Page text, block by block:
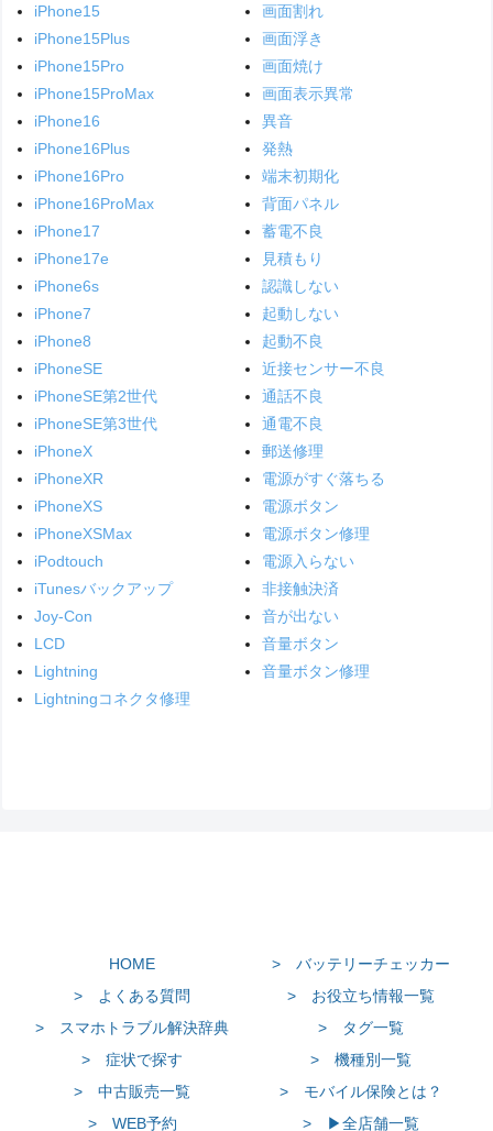
iPhone15
iPhone15Plus
iPhone15Pro
iPhone15ProMax
iPhone16
iPhone16Plus
iPhone16Pro
iPhone16ProMax
iPhone17
iPhone17e
iPhone6s
iPhone7
iPhone8
iPhoneSE
iPhoneSE第2世代
iPhoneSE第3世代
iPhoneX
iPhoneXR
iPhoneXS
iPhoneXSMax
iPodtouch
iTunesバックアップ
Joy-Con
LCD
Lightning
Lightningコネクタ修理
画面割れ
画面浮き
画面焼け
画面表示異常
異音
発熱
端末初期化
背面パネル
蓄電不良
見積もり
認識しない
起動しない
起動不良
近接センサー不良
通話不良
通電不良
郵送修理
電源がすぐ落ちる
電源ボタン
電源ボタン修理
電源入らない
非接触決済
音が出ない
音量ボタン
音量ボタン修理
HOME
> バッテリーチェッカー
> よくある質問
> お役立ち情報一覧
> スマホトラブル解決辞典
> タグ一覧
> 症状で探す
> 機種別一覧
> 中古販売一覧
> モバイル保険とは？
> WEB予約
> ▶全店舗一覧